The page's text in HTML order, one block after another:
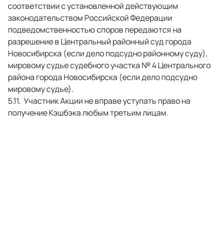
соответствии с установленной действующим
законодательством Российской Федерации
подведомственностью споров передаются на
разрешение в Центральный районный суд города
Новосибирска (если дело подсудно районному суду),
мировому судье судебного участка № 4 Центрального
района города Новосибирска (если дело подсудно
мировому судье).
Участник Акции не вправе уступать право на
получение Кэшбэка любым третьим лицам.